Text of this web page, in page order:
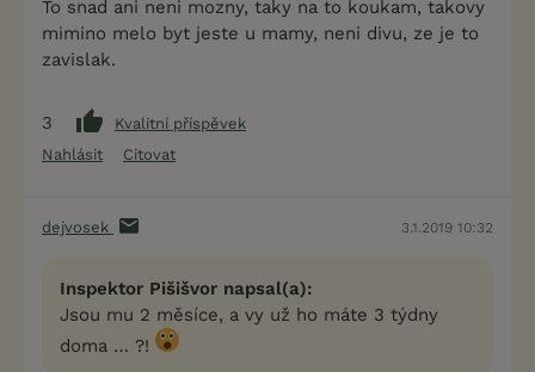
To snad ani neni mozny, taky na to koukam, takovy
mimino melo byt jeste u mamy, neni divu, ze je to
zavislak.
3
Kvalitní příspěvek
Nahlásit
Citovat
dejvosek 3.1.2019 10:32
Inspektor Pišišvor napsal(a):
Jsou mu 2 měsíce, a vy už ho máte 3 týdny
doma … ?!